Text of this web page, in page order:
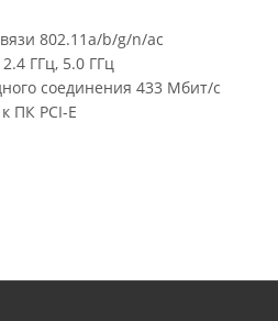
802.11a/b/g/n/ac
ГГц, 5.0 ГГц
соединения 433 Мбит/с
ПК PCI-E